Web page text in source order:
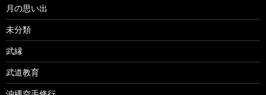
月の思い出
未分類
武縁
武道教育